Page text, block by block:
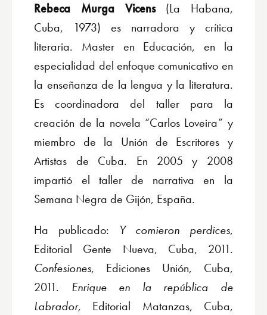
Rebeca Murga Vicens(La Habana,
Cuba, 1973) es narradora y crítica
literaria. Master en Educación, en la
especialidad del enfoque comunicativo en
la enseñanza de la lengua y la literatura.
Es coordinadora del taller para la
creación de la novela “Carlos Loveira” y
miembro de la Unión de Escritores y
Artistas de Cuba. En 2005 y 2008
impartió el taller de narrativa en la
Semana Negra de Gijón, España.
Ha publicado: Y comieron perdices,
Editorial Gente Nueva, Cuba, 2011.
Confesiones, Ediciones Unión, Cuba,
2011. Enrique en la república de
Labrador, Editorial Matanzas, Cuba,